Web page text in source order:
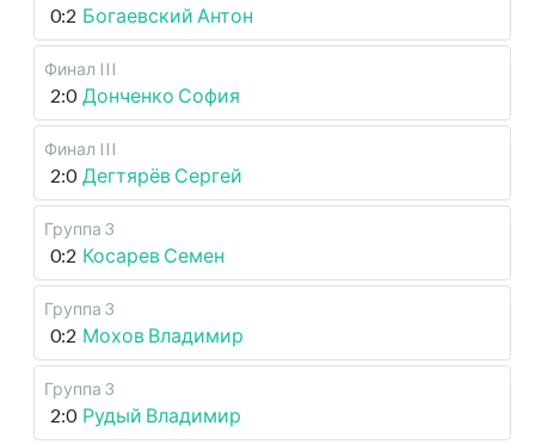
0:2 Богаевский Антон
Финал III
2:0 Донченко София
Финал III
2:0 Дегтярёв Сергей
Группа 3
0:2 Косарев Семен
Группа 3
0:2 Мохов Владимир
Группа 3
2:0 Рудый Владимир